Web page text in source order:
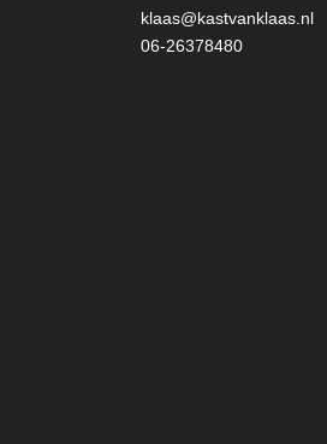
klaas@kastvanklaas.nl
06-26378480